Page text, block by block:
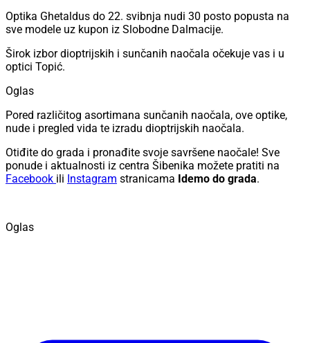
Optika Ghetaldus do 22. svibnja nudi 30 posto popusta na
sve modele uz kupon iz Slobodne Dalmacije.
Širok izbor dioptrijskih i sunčanih naočala očekuje vas i u
optici Topić.
Oglas
Pored različitog asortimana sunčanih naočala, ove optike,
nude i pregled vida te izradu dioptrijskih naočala.
Otiđite do grada i pronađite svoje savršene naočale! Sve
ponude i aktualnosti iz centra Šibenika možete pratiti na
Facebook ili Instagram stranicama Idemo do grada.
Oglas